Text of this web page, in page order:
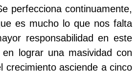
perfecciona continuamente,
es mucho lo que nos falta
responsabilidad en este
lograr una masividad con
crecimiento asciende a cinco